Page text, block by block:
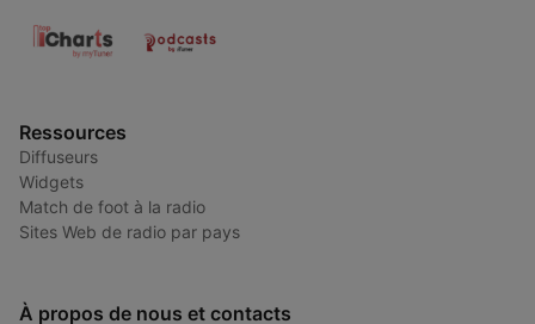
Ressources
Diffuseurs
Widgets
Match de foot à la radio
Sites Web de radio par pays
À propos de nous et contacts